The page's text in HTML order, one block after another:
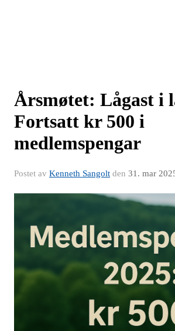
Årsmøtet: Lågast i
Fortsatt kr 500 i
medlemspengar
Postet av Kenneth Sangolt den 31. mar